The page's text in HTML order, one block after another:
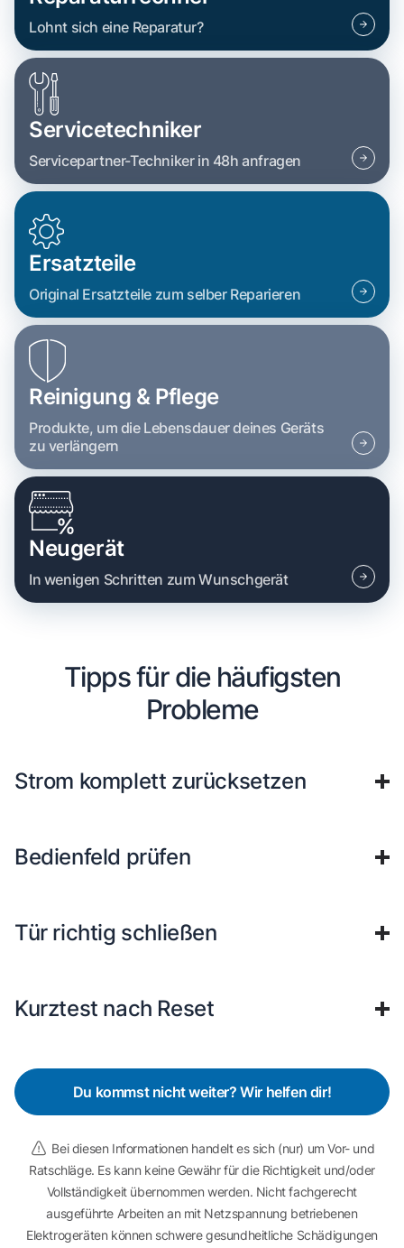
Lohnt sich eine Reparatur?
Servicetechniker
Servicepartner-Techniker in 48h anfragen
Ersatzteile
Original Ersatzteile zum selber Reparieren
Reinigung & Pflege
Produkte, um die Lebensdauer deines Geräts
zu verlängern
Neugerät
In wenigen Schritten zum Wunschgerät
Tipps für die häufigsten
Probleme
Strom komplett zurücksetzen
Bedienfeld prüfen
Tür richtig schließen
Kurztest nach Reset
Du kommst nicht weiter? Wir helfen dir!
Bei diesen Informationen handelt es sich (nur) um Vor- und
Ratschläge. Es kann keine Gewähr für die Richtigkeit und/oder
Vollständigkeit übernommen werden. Nicht fachgerecht
ausgeführte Arbeiten an mit Netzspannung betriebenen
Elektrogeräten können schwere gesundheitliche Schädigungen